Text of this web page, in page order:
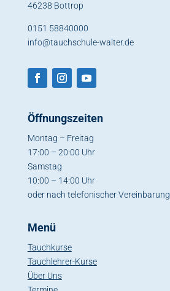
46238 Bottrop
0151 58840000
info@tauchschule-walter.de
Öffnungszeiten
Montag – Freitag
17:00 – 20:00 Uhr
Samstag
10:00 – 14:00 Uhr
oder nach telefonischer Vereinbarung
Menü
Tauchkurse
Tauchlehrer-Kurse
Über Uns